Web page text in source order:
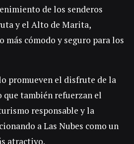
de los senderos
y el Alto de Marita,
más cómodo y seguro para los
promueven el disfrute de la
que también refuerzan el
responsable y la
a Las Nubes como un
atractivo.